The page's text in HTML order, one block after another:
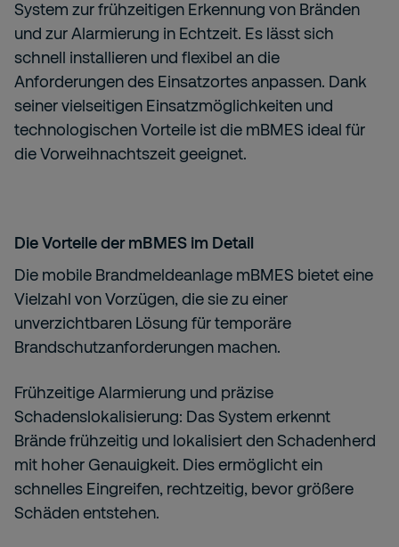
System zur frühzeitigen Erkennung von Bränden
und zur Alarmierung in Echtzeit. Es lässt sich
schnell installieren und flexibel an die
Anforderungen des Einsatzortes anpassen. Dank
seiner vielseitigen Einsatzmöglichkeiten und
technologischen Vorteile ist die mBMES ideal für
die Vorweihnachtszeit geeignet.
Die Vorteile der mBMES im Detail
Die mobile Brandmeldeanlage mBMES bietet eine
Vielzahl von Vorzügen, die sie zu einer
unverzichtbaren Lösung für temporäre
Brandschutzanforderungen machen.
Frühzeitige Alarmierung und präzise
Schadenslokalisierung: Das System erkennt
Brände frühzeitig und lokalisiert den Schadenherd
mit hoher Genauigkeit. Dies ermöglicht ein
schnelles Eingreifen, rechtzeitig, bevor größere
Schäden entstehen.